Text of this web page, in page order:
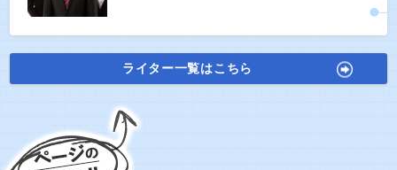
ライター一覧はこちら